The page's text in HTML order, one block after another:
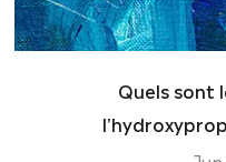
Quels sont